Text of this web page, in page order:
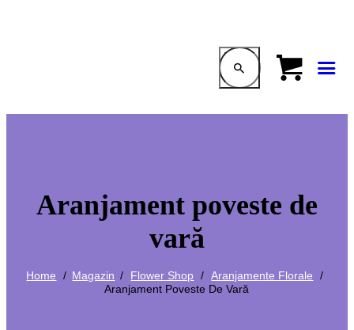
Aranjament poveste de
vară
Home Magazin Flower Shop
Aranjamente Florale
Aranjament Poveste De Vară